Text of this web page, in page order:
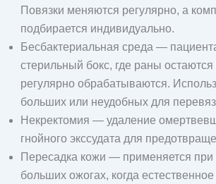
Повязки меняются регулярно, а
подбирается индивидуально.
Бесбактериальная среда —
стерильный бокс, где раны
регулярно обрабатываются.
больших или неудобных для
Некректомия — удаление
гнойного экссудата для
Пересадка кожи — применяется при
больших ожогах, когда